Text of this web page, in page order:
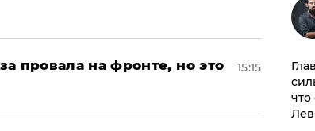
провала на фронте, но это
15:15
что